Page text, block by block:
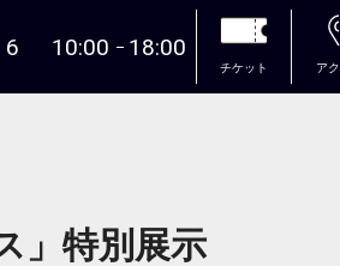
6 10:00 18:00
チケット ア
」特別展示